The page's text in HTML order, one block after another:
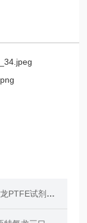
1000ml耐腐蚀